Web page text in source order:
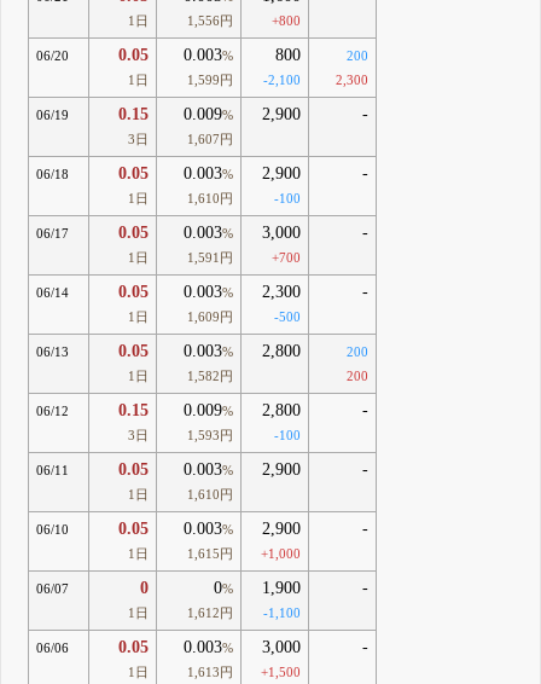
1日
1,556円
+800
06/20 0.05
1日
0.003%
1,599円
800
-2,100
200
2,300
06/19 0.15
3日
0.009%
1,607円
2,900 -
06/18 0.05
1日
0.003%
1,610円
2,900
-100
-
06/17 0.05
1日
0.003%
1,591円
3,000
+700
-
06/14 0.05
1日
0.003%
1,609円
2,300
-500
-
06/13 0.05
1日
0.003%
1,582円
2,800
200
200
06/12 0.15
3日
0.009%
1,593円
2,800
-100
-
06/11 0.05
1日
0.003%
1,610円
2,900 -
06/10 0.05
1日
0.003%
1,615円
2,900
+1,000
-
06/07 0
1日
0%
1,612円
1,900
-1,100
-
06/06 0.05
1日
0.003%
1,613円
3,000
+1,500
-